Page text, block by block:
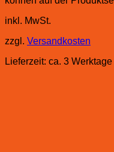
inkl. MwSt.
zzgl. Versandkosten
Lieferzeit: ca. 3